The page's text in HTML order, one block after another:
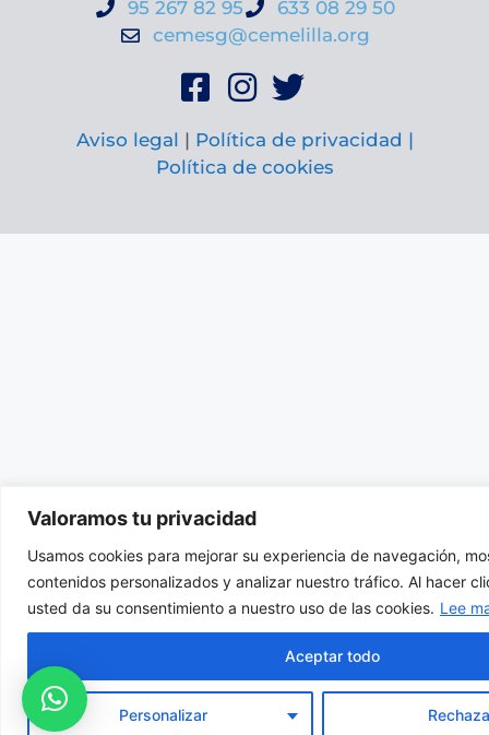
Valoramos tu privacidad
Usamos cookies para mejorar su experiencia de navegación,
contenidos personalizados y analizar nuestro tráfico. Al hacer
usted da su consentimiento a nuestro uso de las cookies. Lee
Personalizar
Aceptar todo
95 267 82 95
633 08 29 50
cemesg@cemelilla.org
Aviso legal | Política de privacidad |
Política de cookies